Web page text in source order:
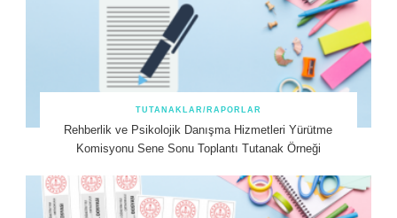
TUTANAKLAR/RAPORLAR
Rehberlik ve Psikolojik Danışma Hizmetleri Yürütme
Komisyonu Sene Sonu Toplantı Tutanak Örneği